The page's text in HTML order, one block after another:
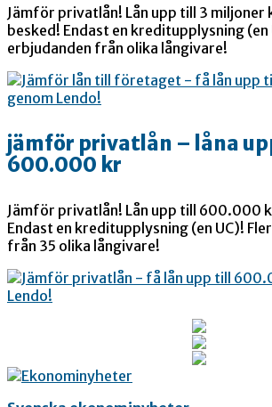
Jämför privatlån! Lån upp till 3 miljoner
besked! Endast en kreditupplysning (en
erbjudanden från olika långivare!
jämför privatlån – låna
600.000 kr
Jämför privatlån! Lån upp till 600.000
Endast en kreditupplysning (en UC)!
från 35 olika långivare!